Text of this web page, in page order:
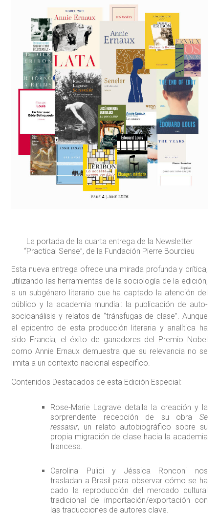
La portada de la cuarta entrega de la Newsletter
“Practical Sense”, de la Fundación Pierre Bourdieu
Esta nueva entrega ofrece una mirada profunda y crítica,
utilizando las herramientas de la sociología de la edición,
a un subgénero literario que ha captado la atención del
público y la academia mundial: la publicación de auto-
socioanálisis y relatos de “tránsfugas de clase”. Aunque
el epicentro de esta producción literaria y analítica ha
sido Francia, el éxito de ganadores del Premio Nobel
como Annie Ernaux demuestra que su relevancia no se
limita a un contexto nacional específico.
Contenidos Destacados de esta Edición Especial:
Rose-Marie Lagrave detalla la creación y la
sorprendente recepción de su obra Se
ressaisir, un relato autobiográfico sobre su
propia migración de clase hacia la academia
francesa.
Carolina Pulici y Jéssica Ronconi nos
trasladan a Brasil para observar cómo se ha
dado la reproducción del mercado cultural
tradicional de importación/exportación con
las traducciones de autores clave.